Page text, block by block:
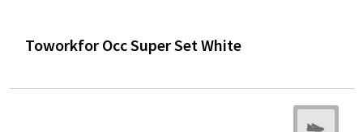
Toworkfor Occ Super Set White